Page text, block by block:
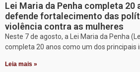
Lei Maria da Penha completa 20
defende fortalecimento das
violência contra as mulheres
Neste 7 de agosto, a Lei Maria da Penha
completa 20 anos como um dos principais
Leia mais »